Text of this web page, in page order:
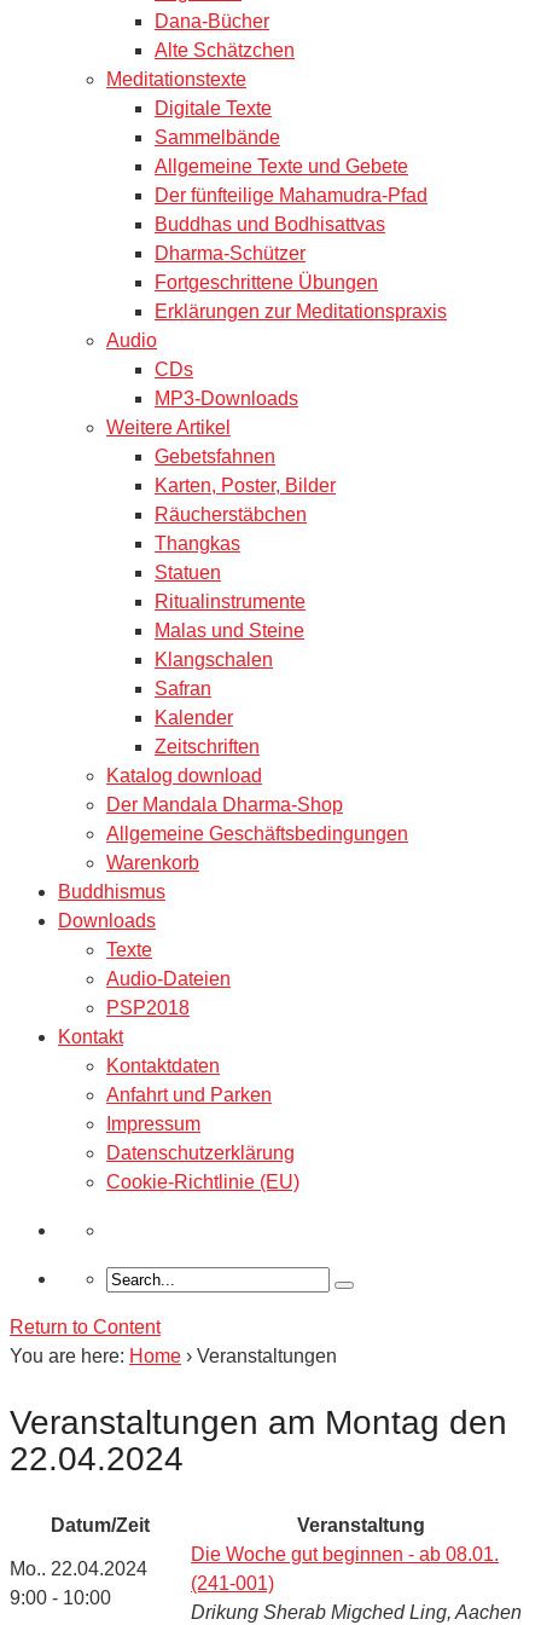
Dana-Bücher
Alte Schätzchen
Meditationstexte
Digitale Texte
Sammelbände
Allgemeine Texte und Gebete
Der fünfteilige Mahamudra-Pfad
Buddhas und Bodhisattvas
Dharma-Schützer
Fortgeschrittene Übungen
Erklärungen zur Meditationspraxis
Audio
CDs
MP3-Downloads
Weitere Artikel
Gebetsfahnen
Karten, Poster, Bilder
Räucherstäbchen
Thangkas
Statuen
Ritualinstrumente
Malas und Steine
Klangschalen
Safran
Kalender
Zeitschriften
Katalog download
Der Mandala Dharma-Shop
Allgemeine Geschäftsbedingungen
Warenkorb
Buddhismus
Downloads
Texte
Audio-Dateien
PSP2018
Kontakt
Kontaktdaten
Anfahrt und Parken
Impressum
Datenschutzerklärung
Cookie-Richtlinie (EU)
Return to Content
You are here: Home › Veranstaltungen
Veranstaltungen am Montag den
22.04.2024
Datum/Zeit Veranstaltung
Mo.. 22.04.2024
9:00 - 10:00
Die Woche gut beginnen - ab 08.01.
(241-001)
Drikung Sherab Migched Ling, Aachen